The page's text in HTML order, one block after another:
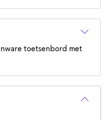
toetsenbord met